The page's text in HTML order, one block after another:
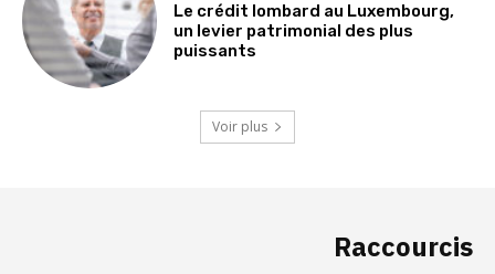
Le crédit lombard au Luxembourg,
un levier patrimonial des plus
puissants
Voir plus
Raccourcis